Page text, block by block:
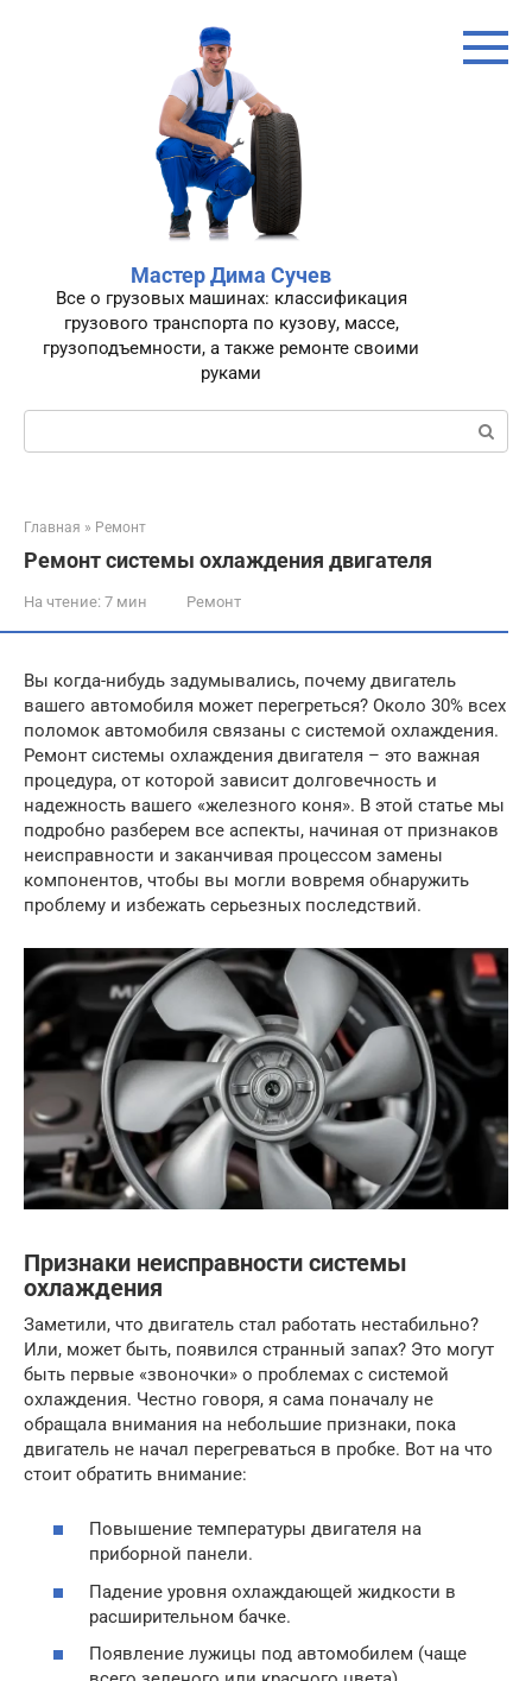
Мастер Дима Сучев
Все о грузовых машинах: классификация
грузового транспорта по кузову, массе,
грузоподъемности, а также ремонте своими
руками
Поиск:
Главная » Ремонт
Ремонт системы охлаждения двигателя
На чтение: 7 мин Ремонт
Вы когда-нибудь задумывались, почему двигатель
вашего автомобиля может перегреться? Около 30% всех
поломок автомобиля связаны с системой охлаждения.
Ремонт системы охлаждения двигателя – это важная
процедура, от которой зависит долговечность и
надежность вашего «железного коня». В этой статье мы
подробно разберем все аспекты, начиная от признаков
неисправности и заканчивая процессом замены
компонентов, чтобы вы могли вовремя обнаружить
проблему и избежать серьезных последствий.
Признаки неисправности системы
охлаждения
Заметили, что двигатель стал работать нестабильно?
Или, может быть, появился странный запах? Это могут
быть первые «звоночки» о проблемах с системой
охлаждения. Честно говоря, я сама поначалу не
обращала внимания на небольшие признаки, пока
двигатель не начал перегреваться в пробке. Вот на что
стоит обратить внимание:
Повышение температуры двигателя на
приборной панели.
Падение уровня охлаждающей жидкости в
расширительном бачке.
Появление лужицы под автомобилем (чаще